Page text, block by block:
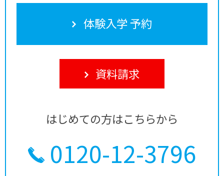
体験入学 予約
資料請求
はじめての方はこちらから
0120-12-3796